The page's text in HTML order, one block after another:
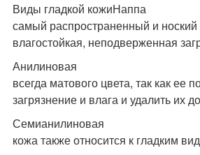
Виды гладкой кожиНаппа
самый распространенный и
влагостойкая, неподверженная
Анилиновая
всегда матового цвета, так как
загрязнение и влага и удалить их
Семианилиновая
кожа также относится к гладким